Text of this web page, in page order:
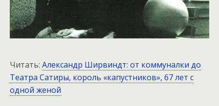
Читать: Александр Ширвиндт: от коммуналки до
Театра Сатиры, король «капустников», 67 лет с
одной женой